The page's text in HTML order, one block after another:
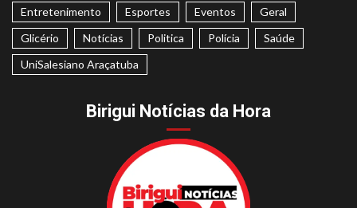
Entretenimento
Esportes Eventos
Geral
Glicério
Notícias Politica Polícia
Saúde
UniSalesiano Araçatuba
Birigui Notícias da Hora